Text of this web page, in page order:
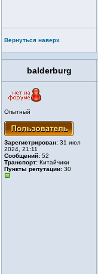
Вернуться наверх
balderburg
Опытный
Зарегистрирован: 31 июл
2024, 21:11
Сообщений: 52
Транспорт: Китайчики
Пункты репутации: 30